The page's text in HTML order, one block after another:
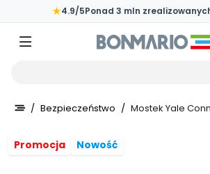
Przejdź do głównej zawartości strony
★4.9/5Ponad 3 mln
/ Bezpieczeństwo / Mostek Yale
Promocja Nowość